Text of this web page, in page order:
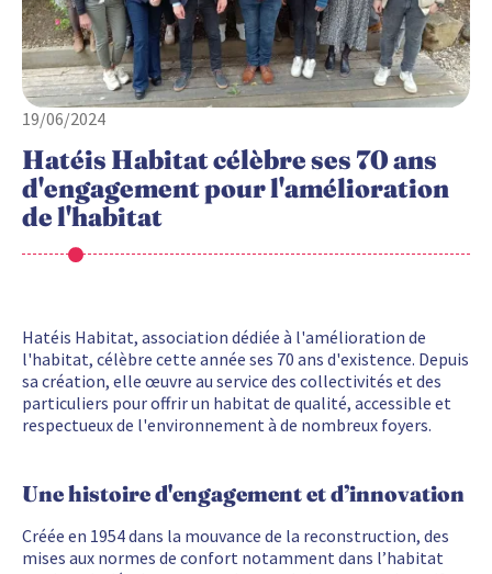
19/06/2024
Hatéis Habitat célèbre ses 70 ans
d'engagement pour l'amélioration
de l'habitat
Hatéis Habitat, association dédiée à l'amélioration de
l'habitat, célèbre cette année ses 70 ans d'existence. Depuis
sa création, elle œuvre au service des collectivités et des
particuliers pour offrir un habitat de qualité, accessible et
respectueux de l'environnement à de nombreux foyers.
Une histoire d'engagement et d’innovation
Créée en 1954 dans la mouvance de la reconstruction, des
mises aux normes de confort notamment dans l’habitat